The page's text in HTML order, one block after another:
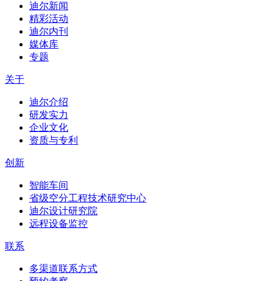
迪尔新闻
精彩活动
迪尔内刊
媒体库
专题
关于
迪尔介绍
研发实力
企业文化
资质与专利
创新
智能车间
省级空分工程技术研究中心
迪尔设计研究院
远程设备监控
联系
多渠道联系方式